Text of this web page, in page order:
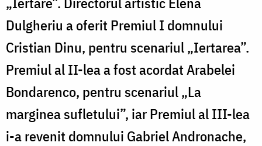
Dulgheriu a oferit Premiul I domnului
Cristian Dinu, pentru scenariul „Iertarea”.
Premiul al II-lea a fost acordat Arabelei
Bondarenco, pentru scenariul „La
marginea sufletului”, iar Premiul al III-lea
i-a revenit domnului Gabriel Andronache,